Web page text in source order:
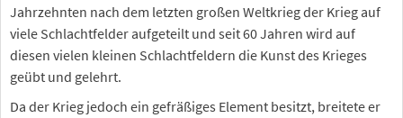
Jahrzehnten nach dem letzten großen Weltkrieg der Krieg auf
viele Schlachtfelder aufgeteilt und seit 60 Jahren wird auf
diesen vielen kleinen Schlachtfeldern die Kunst des Krieges
geübt und gelehrt.
Da der Krieg jedoch ein gefräßiges Element besitzt, breitete er